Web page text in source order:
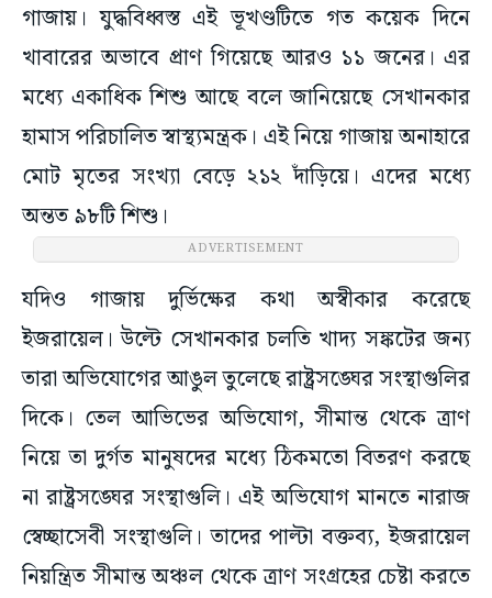
গাজায়। যুদ্ধবিধ্বস্ত এই ভূখণ্ডটিতে গত কয়েক দিনে
খাবারের অভাবে প্রাণ গিয়েছে আরও ১১ জনের। এর
মধ্যে একাধিক শিশু আছে বলে জানিয়েছে সেখানকার
হামাস পরিচালিত স্বাস্থ্যমন্ত্রক। এই নিয়ে গাজায় অনাহারে
মোট মৃতের সংখ্যা বেড়ে ২১২ দাঁড়িয়ে। এদের মধ্যে
অন্তত ৯৮টি শিশু।
ADVERTISEMENT
যদিও গাজায় দুর্ভিক্ষের কথা অস্বীকার করেছে
ইজরায়েল। উল্টে সেখানকার চলতি খাদ্য সঙ্কটের জন্য
তারা অভিযোগের আঙুল তুলেছে রাষ্ট্রসঙ্ঘের সংস্থাগুলির
দিকে। তেল আভিভের অভিযোগ, সীমান্ত থেকে ত্রাণ
নিয়ে তা দুর্গত মানুষদের মধ্যে ঠিকমতো বিতরণ করছে
না রাষ্ট্রসঙ্ঘের সংস্থাগুলি। এই অভিযোগ মানতে নারাজ
স্বেচ্ছাসেবী সংস্থাগুলি। তাদের পাল্টা বক্তব্য, ইজরায়েল
নিয়ন্ত্রিত সীমান্ত অঞ্চল থেকে ত্রাণ সংগ্রহের চেষ্টা করতে